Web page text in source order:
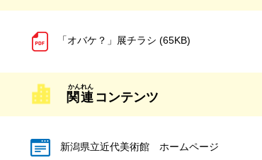
「オバケ？」展チラシ (65KB)
関連 コンテンツ
新潟県立近代美術館 ホームページ